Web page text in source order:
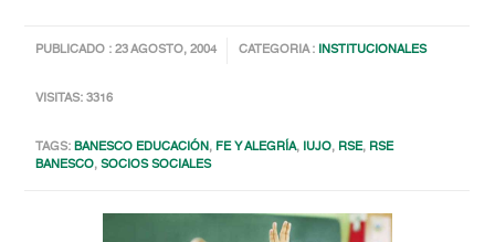
PUBLICADO : 23 AGOSTO, 2004 CATEGORIA : INSTITUCIONALES
VISITAS: 3316
TAGS:BANESCO EDUCACIÓN, FE Y ALEGRÍA, IUJO, RSE, RSE
BANESCO,SOCIOS SOCIALES